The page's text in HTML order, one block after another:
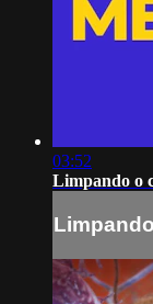
03:52
Limpando o